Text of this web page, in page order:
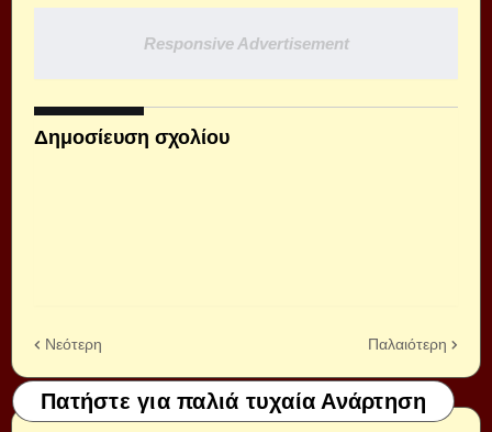
Responsive Advertisement
Δημοσίευση σχολίου
Νεότερη Παλαιότερη
Πατήστε για παλιά τυχαία Ανάρτηση